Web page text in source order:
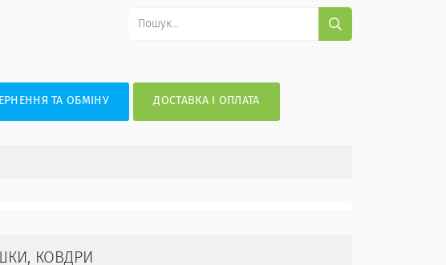
ТА ОБМІНУ ДОСТАВКА І ОПЛАТА
КОВДРИ